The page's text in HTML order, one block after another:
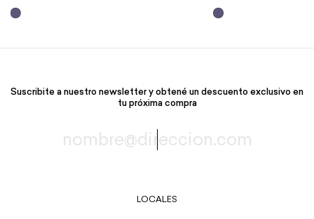
Suscribite a nuestro newsletter y obtené un descuento exclusivo en
tu próxima compra
LOCALES